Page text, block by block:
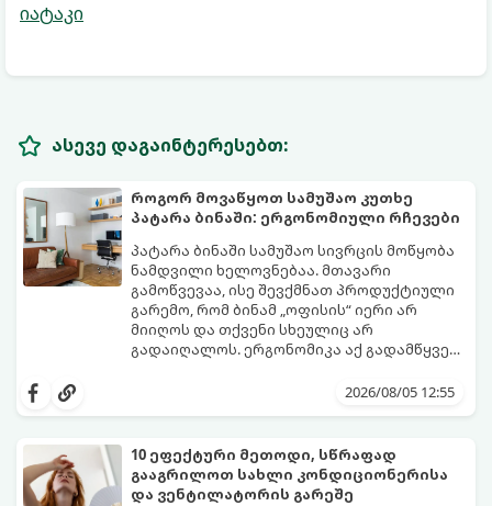
იატაკი
ასევე დაგაინტერესებთ:
როგორ მოვაწყოთ სამუშაო კუთხე
პატარა ბინაში: ერგონომიული რჩევები
პატარა ბინაში სამუშაო სივრცის მოწყობა
ნამდვილი ხელოვნებაა. მთავარი
გამოწვევაა, ისე შევქმნათ პროდუქტიული
გარემო, რომ ბინამ „ოფისის“ იერი არ
მიიღოს და თქვენი სხეულიც არ
გადაიღალოს. ერგონომიკა აქ გადამწყვეტ
2026/08/05 12:55
10 ეფექტური მეთოდი, სწრაფად
გააგრილოთ სახლი კონდიციონერისა
და ვენტილატორის გარეშე